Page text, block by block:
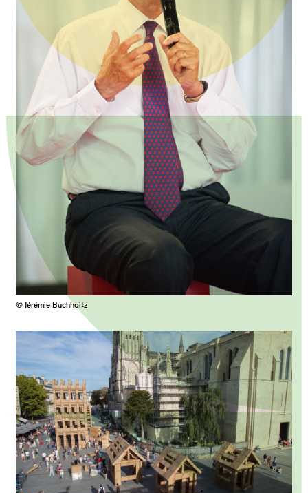
© Jérémie Buchholtz